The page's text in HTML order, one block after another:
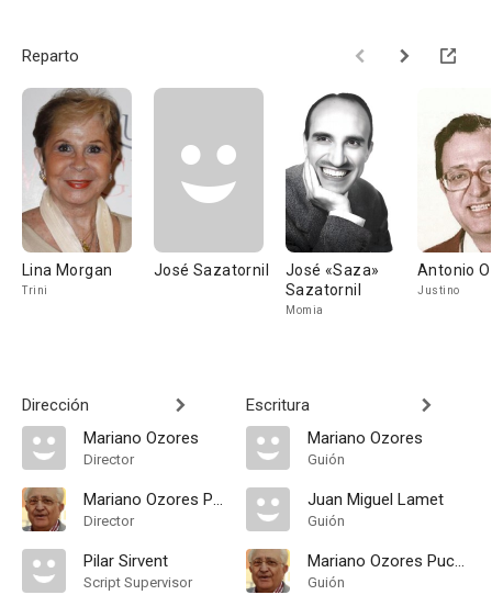
Reparto
Lina Morgan
Trini
José Sazatornil
José «Saza»
Sazatornil
Momia
Antonio
Justino
Dirección
Mariano Ozores
Director
Mariano Ozores Puchol
Director
Pilar Sirvent
Script Supervisor
Escritura
Mariano Ozores
Guión
Juan Miguel Lamet
Guión
Mariano Ozores Puchol
Guión